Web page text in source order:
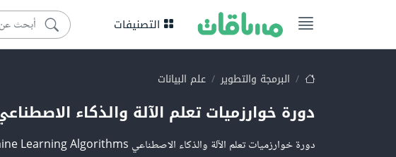
التصنيفات
البرمجة والتطوير علم البيانات
دورة خوارزميات تعلم الآلة والذكاء
دورة خوارزميات تعلم الآلة والذكاء الاصطناعي Machine Learning Algorithms